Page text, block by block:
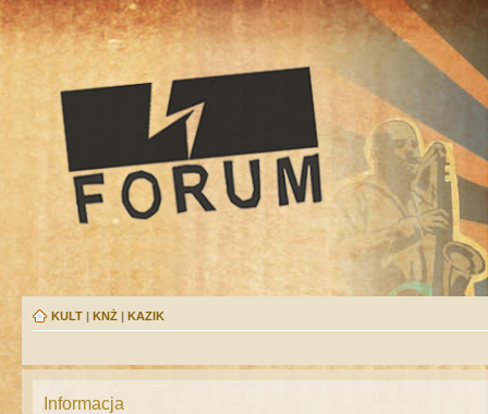
KULT | KNŻ | KAZIK
Informacja